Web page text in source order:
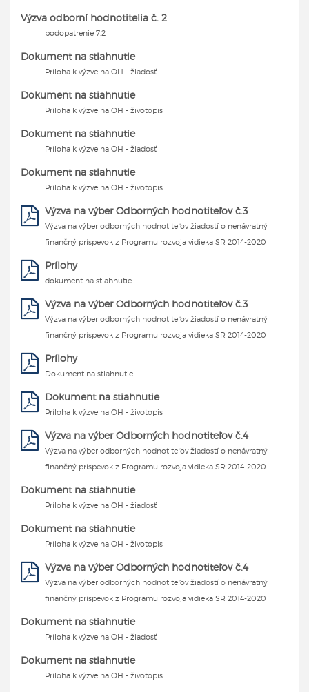
Výzva odborní hodnotitelia č. 2
podopatrenie 7.2
Dokument na stiahnutie
Príloha k výzve na OH - žiadosť
Dokument na stiahnutie
Príloha k výzve na OH - životopis
Dokument na stiahnutie
Príloha k výzve na OH - žiadosť
Dokument na stiahnutie
Príloha k výzve na OH - životopis
Výzva na výber Odborných hodnotiteľov č.3
Výzva na výber odborných hodnotiteľov žiadostí o nenávratný
finančný príspevok z Programu rozvoja vidieka SR 2014-2020
Prílohy
dokument na stiahnutie
Výzva na výber Odborných hodnotiteľov č.3
Výzva na výber odborných hodnotiteľov žiadostí o nenávratný
finančný príspevok z Programu rozvoja vidieka SR 2014-2020
Prílohy
Dokument na stiahnutie
Dokument na stiahnutie
Príloha k výzve na OH - životopis
Výzva na výber Odborných hodnotiteľov č.4
Výzva na výber odborných hodnotiteľov žiadostí o nenávratný
finančný príspevok z Programu rozvoja vidieka SR 2014-2020
Dokument na stiahnutie
Príloha k výzve na OH - žiadosť
Dokument na stiahnutie
Príloha k výzve na OH - životopis
Výzva na výber Odborných hodnotiteľov č.4
Výzva na výber odborných hodnotiteľov žiadostí o nenávratný
finančný príspevok z Programu rozvoja vidieka SR 2014-2020
Dokument na stiahnutie
Príloha k výzve na OH - žiadosť
Dokument na stiahnutie
Príloha k výzve na OH - životopis